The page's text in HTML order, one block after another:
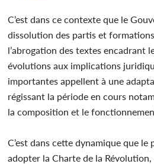
C’est dans ce contexte que le
dissolution des partis et
l’abrogation des textes encadrant
évolutions aux implications
importantes appellent à une
régissant la période en cours
la composition et le
C’est dans cette dynamique que le
adopter la Charte de la